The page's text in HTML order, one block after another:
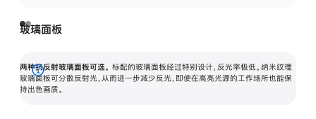
玻璃面板
两种抗反射玻璃面板可选。 标配的玻璃面板经过特别设计，反光率极低。纳米纹理
玻璃面板可分散反射光，从而进一步减少反光，即使在高亮光源的工作场所也能保
持出色画质。
展
开